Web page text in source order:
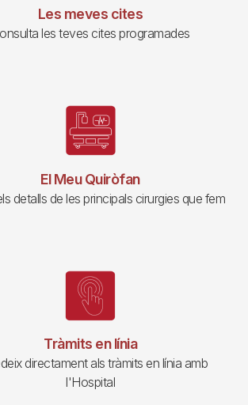
Les meves cites
les teves cites programades
El Meu Quiròfan
detalls de les principals cirurgies que fem
Tràmits en línia
directament als tràmits en línia amb
l'Hospital